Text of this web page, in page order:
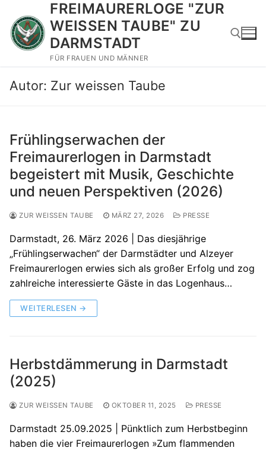
Inhalt
springen
FREIMAURERLOGE "ZUR
WEISSEN TAUBE" ZU
DARMSTADT
FÜR FRAUEN UND MÄNNER
Suchen nach:
Autor: Zur weissen Taube
Frühlingserwachen der
Freimaurerlogen in Darmstadt
begeistert mit Musik, Geschichte
und neuen Perspektiven (2026)
ZUR WEISSEN TAUBE MÄRZ 27, 2026 PRESSE
Darmstadt, 26. März 2026 | Das diesjährige
„Frühlingserwachen“ der Darmstädter und Alzeyer
Freimaurerlogen erwies sich als großer Erfolg und zog
zahlreiche interessierte Gäste in das Logenhaus…
WEITERLESEN →
Herbstdämmerung in Darmstadt
(2025)
ZUR WEISSEN TAUBE OKTOBER 11, 2025 PRESSE
Darmstadt 25.09.2025 | Pünktlich zum Herbstbeginn
haben die vier Freimaurerlogen »Zum flammenden